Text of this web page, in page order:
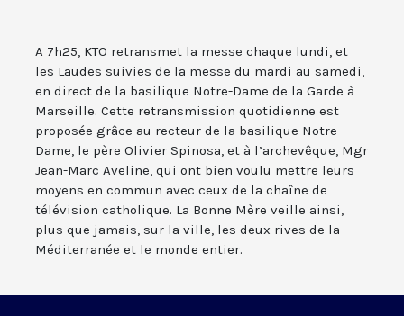
A 7h25, KTO retransmet la messe chaque lundi, et
les Laudes suivies de la messe du mardi au samedi,
en direct de la basilique Notre-Dame de la Garde à
Marseille. Cette retransmission quotidienne est
proposée grâce au recteur de la basilique Notre-
Dame, le père Olivier Spinosa, et à l’archevêque, Mgr
Jean-Marc Aveline, qui ont bien voulu mettre leurs
moyens en commun avec ceux de la chaîne de
télévision catholique. La Bonne Mère veille ainsi,
plus que jamais, sur la ville, les deux rives de la
Méditerranée et le monde entier.